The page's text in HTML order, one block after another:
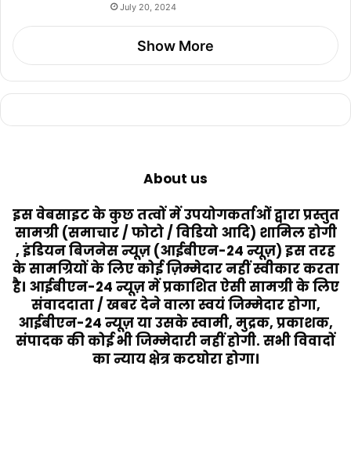
July 20, 2024
Show More
About us
इस वेबसाइट के कुछ तत्वों में उपयोगकर्ताओं द्वारा प्रस्तुत
सामग्री (समाचार / फोटो / विडियो आदि) शामिल होगी
, इंडियन बिजनेस न्यूज़ (आईबीएन-24 न्यूज़) इस तरह
के सामग्रियों के लिए कोई ज़िम्मेदार नहीं स्वीकार करता
है। आईबीएन-24 न्यूज़ में प्रकाशित ऐसी सामग्री के लिए
संवाददाता / खबर देने वाला स्वयं जिम्मेदार होगा,
आईबीएन-24 न्यूज़ या उसके स्वामी, मुद्रक, प्रकाशक,
संपादक की कोई भी जिम्मेदारी नहीं होगी. सभी विवादों
का न्याय क्षेत्र कटघोरा होगा।